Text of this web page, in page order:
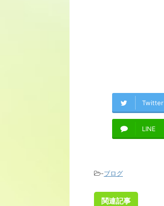
Twitter
LINE
-ブログ
関連記事